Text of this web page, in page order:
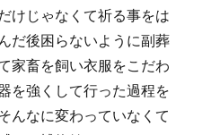
けじゃなくて祈る事をは
だ後困らないように副葬
家畜を飼い衣服をこだわ
を強くして行った過程を
んなに変わっていなくて